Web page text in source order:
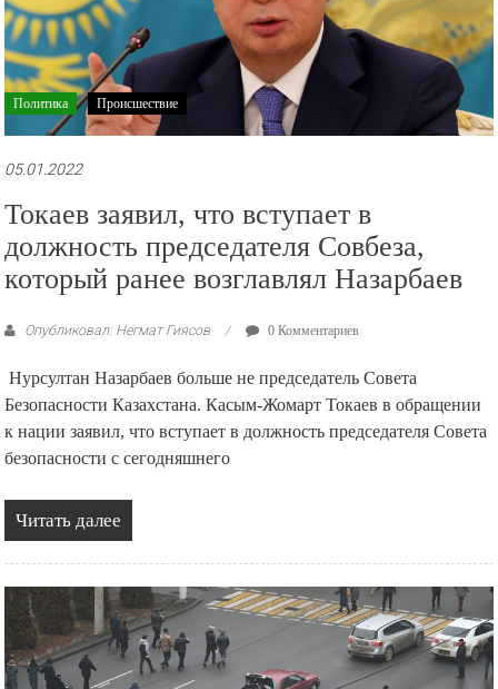
Политика Происшествие
05.01.2022
Токаев заявил, что вступает в
должность председателя Совбеза,
который ранее возглавлял Назарбаев
Опубликовал: Негмат Гиясов 0 Комментариев
Нурсултан Назарбаев больше не председатель Совета
Безопасности Казахстана. Касым-Жомарт Токаев в обращении
к нации заявил, что вступает в должность председателя Совета
безопасности с сегодняшнего
Читать далее